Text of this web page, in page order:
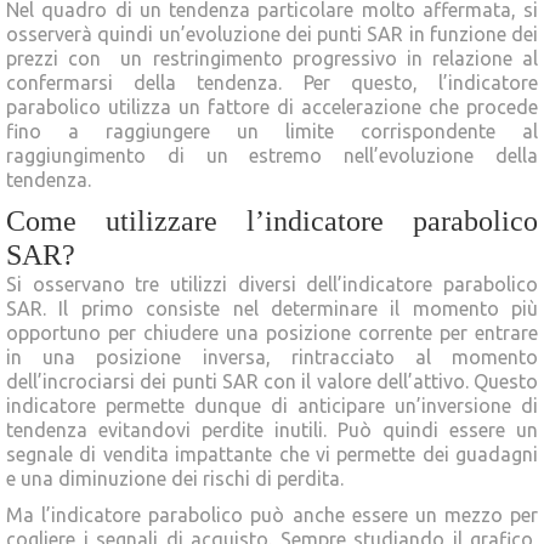
Nel quadro di un tendenza particolare molto affermata, si
osserverà quindi un’evoluzione dei punti SAR in funzione dei
prezzi con un restringimento progressivo in relazione al
confermarsi della tendenza. Per questo, l’indicatore
parabolico utilizza un fattore di accelerazione che procede
fino a raggiungere un limite corrispondente al
raggiungimento di un estremo nell’evoluzione della
tendenza.
Come utilizzare l’indicatore parabolico
SAR?
Si osservano tre utilizzi diversi dell’indicatore parabolico
SAR. Il primo consiste nel determinare il momento più
opportuno per chiudere una posizione corrente per entrare
in una posizione inversa, rintracciato al momento
dell’incrociarsi dei punti SAR con il valore dell’attivo. Questo
indicatore permette dunque di anticipare un’inversione di
tendenza evitandovi perdite inutili. Può quindi essere un
segnale di vendita impattante che vi permette dei guadagni
e una diminuzione dei rischi di perdita.
Ma l’indicatore parabolico può anche essere un mezzo per
cogliere i segnali di acquisto. Sempre studiando il grafico,